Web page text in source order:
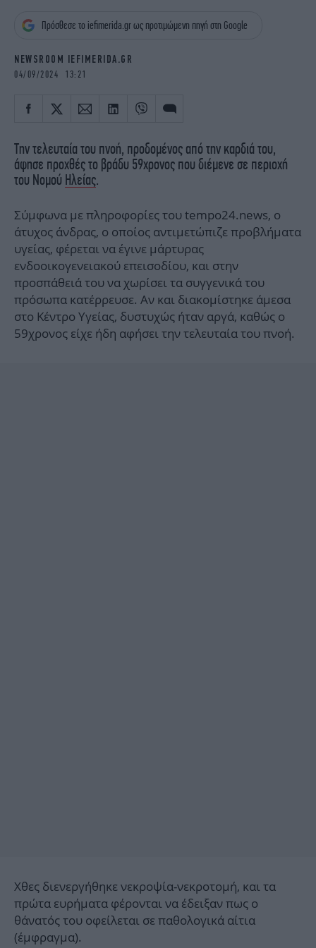
OSCARS
THE OCEAN
Πρόσθεσε το iefimerida.gr ως προτιμώμενη πηγή στη Google
NEWSROOM IEFIMERIDA.GR
04/09/2024 13:21
Την τελευταία του πνοή, προδομένος από την καρδιά του,
άφησε προχθές το βράδυ 59χρονος που διέμενε σε περιοχή
του Νομού Ηλείας.
Σύμφωνα με πληροφορίες του tempo24.news, ο
άτυχος άνδρας, ο οποίος αντιμετώπιζε προβλήματα
υγείας, φέρεται να έγινε μάρτυρας
ενδοοικογενειακού επεισοδίου, και στην
προσπάθειά του να χωρίσει τα συγγενικά του
πρόσωπα κατέρρευσε. Αν και διακομίστηκε άμεσα
στο Κέντρο Υγείας, δυστυχώς ήταν αργά, καθώς ο
59χρονος είχε ήδη αφήσει την τελευταία του πνοή.
Χθες διενεργήθηκε νεκροψία-νεκροτομή, και τα
πρώτα ευρήματα φέρονται να έδειξαν πως ο
θάνατός του οφείλεται σε παθολογικά αίτια
(έμφραγμα).